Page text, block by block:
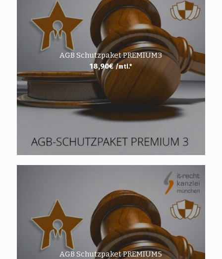
AGB Schutzpaket PREMIUM3
18,90€ /mtl.*
AGB Schutzpaket PREMIUM5